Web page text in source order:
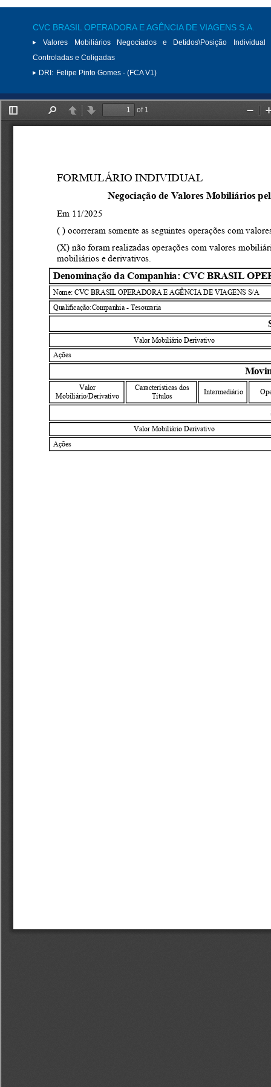
CVC BRASIL OPERADORA E AGÊNCIA DE VIAGENS S.A.
Valores Mobiliários Negociados e Detidos\Posição
Controladas e Coligadas
DRI: Felipe Pinto Gomes - (FCA V1)